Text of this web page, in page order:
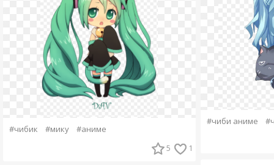
#чибик #мику #аниме
5 1
#чиби аниме